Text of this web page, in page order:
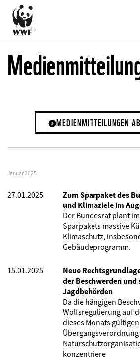
Direkt
zum
Inhalt
MEDIENMITTEILUNGEN
Januar 2025
27.01.2025
Zum Sparpaket des
und Klimaziele im
Der Bundesrat plant
Sparpakets massive
Klimaschutz,
Gebäudeprogramm.
15.01.2025
Neue
der Beschwerden
Jagdbehörden
Da die hängigen
Wolfsregulierung auf
dieses Monats gültigen
konzentriere